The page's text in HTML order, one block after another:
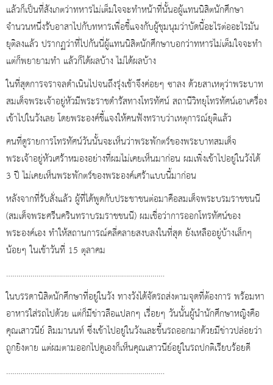
แล้วก็เป็นที่สังเกตว่าทหารไม่เต็มใจจะทำหน้าที่นั้นอผู้แทนนิสิตนักศึกษา
จำนวนหนึ่งรับอาสาไปกับทหารเพื่อชี้แจงกับผู้ชุมนุมว่าบัดนี้อะไรต่ออะไรมัน
ยุติลงแล้ว ปรากฏว่าที่ไปกันนี่ผู้แทนนิสิตนักศึกษาบอกว่าทหารไม่เต็มใจจะทำ
แต่ก็พยายามทำ แล้วก็ได้ผลบ้าง ไม่ได้ผลบ้าง
ในที่สุดการจราจลดำเนินไปจนถึงรุ่งเช้าจึงค่อยๆ ซาลง ด้วยสาเหตุว่าพระบาท
สมเด็จพระเจ้าอยู่หัวมีพระราชดำรัสทางโทรทัศน์ สถานีวิทยุโทรทัศน์เอาเครื่อง
เข้าไปในวังเลย โดยพระองค์ชี้แจงให้คนฟังทราบว่าเหตุการณ์ยุติแล้ว
คนที่ดูรายการโทรทัศน์วันนั้นจะเห็นว่าพระพักตร์ของพระบาทสมเด็จ
พระเจ้าอยู่หัวเศร้าหมองอย่างที่ผมไม่เคยเห็นมาก่อน ผมเพิ่งเข้าไปอยู่ในวังได้
3 ปี ไม่เคยเห็นพระพักตร์ของพระองค์เศร้าแบบนี้มาก่อน
หลังจากที่รับสั่งแล้ว ผู้ที่ได้พูดกับประชาชนต่อมาคือสมเด็จพระบรมราชชนนี
(สมเด็จพระศรีนครินทราบรมราชชนนี) ผมเชื่อว่าการออกโทรทัศน์ของ
พระองค์เอง ทำให้สถานการณ์คลี่คลายสงบลงในที่สุด ยังเหลืออยู่บ้างเล็กๆ
น้อยๆ ในเช้าวันที่ 15 ตุลาคม
……………………………………………………………………
ในบรรดานิสิตนักศึกษาที่อยู่ในวัง ทางวังได้จัดรถส่งตามจุดที่ต้องการ พร้อมหา
อาหารใส่รถไปด้วย แต่ก็มีข่าวลือแปลกๆ เรื่อยๆ วันนั้นผู้นำนักศึกษาหญิงคือ
คุณเสาวนีย์ ลิมมานนท์ ซึ่งเข้าไปอยู่ในวังและขึ้นรถออกมาด้วยมีข่าวปล่อยว่า
ถูกยิงตาย แต่ผมตามออกไปดูเองก็เห็นคุณเสาวนีย์อยู่ในรถปกติเรียบร้อยดี
……………………………………………………………………